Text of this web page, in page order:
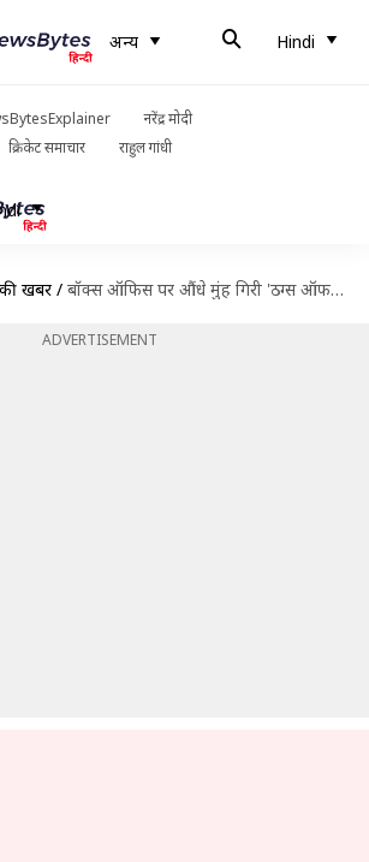
अन्य Hindi
नरेंद्र मोदी
क्रिकेट समाचार राहुल गांधी
खबरें / बॉक्स ऑफिस पर औंधे मुंह गिरी 'ठग्स ऑफ हिंदोस्तान', थिएटर मालिक मांग रहे पैसा वापस
ADVERTISEMENT